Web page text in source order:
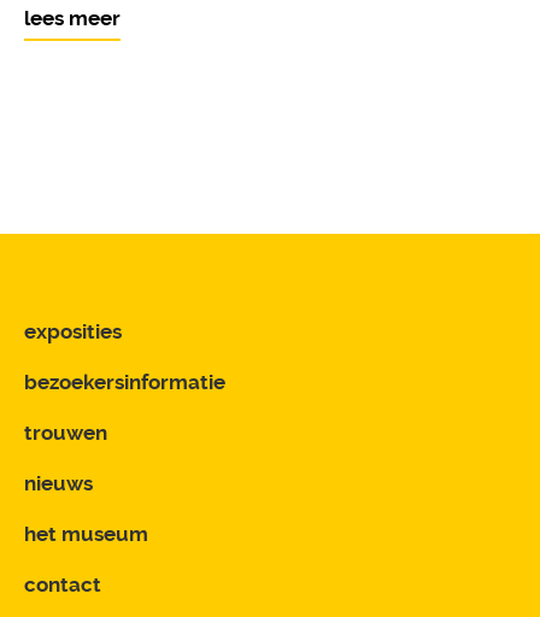
lees meer
exposities
bezoekersinformatie
trouwen
nieuws
het museum
contact